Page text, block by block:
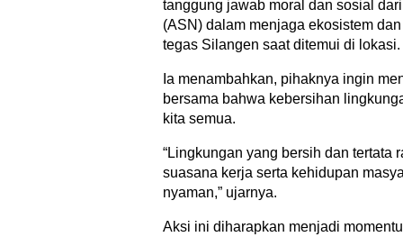
tanggung jawab moral dan sosial
(ASN) dalam menjaga ekosistem
tegas Silangen saat ditemui di lokasi.
Ia menambahkan, pihaknya ingin
bersama bahwa kebersihan
kita semua.
“Lingkungan yang bersih dan tertata
suasana kerja serta kehidupan
nyaman,” ujarnya.
Aksi ini diharapkan menjadi